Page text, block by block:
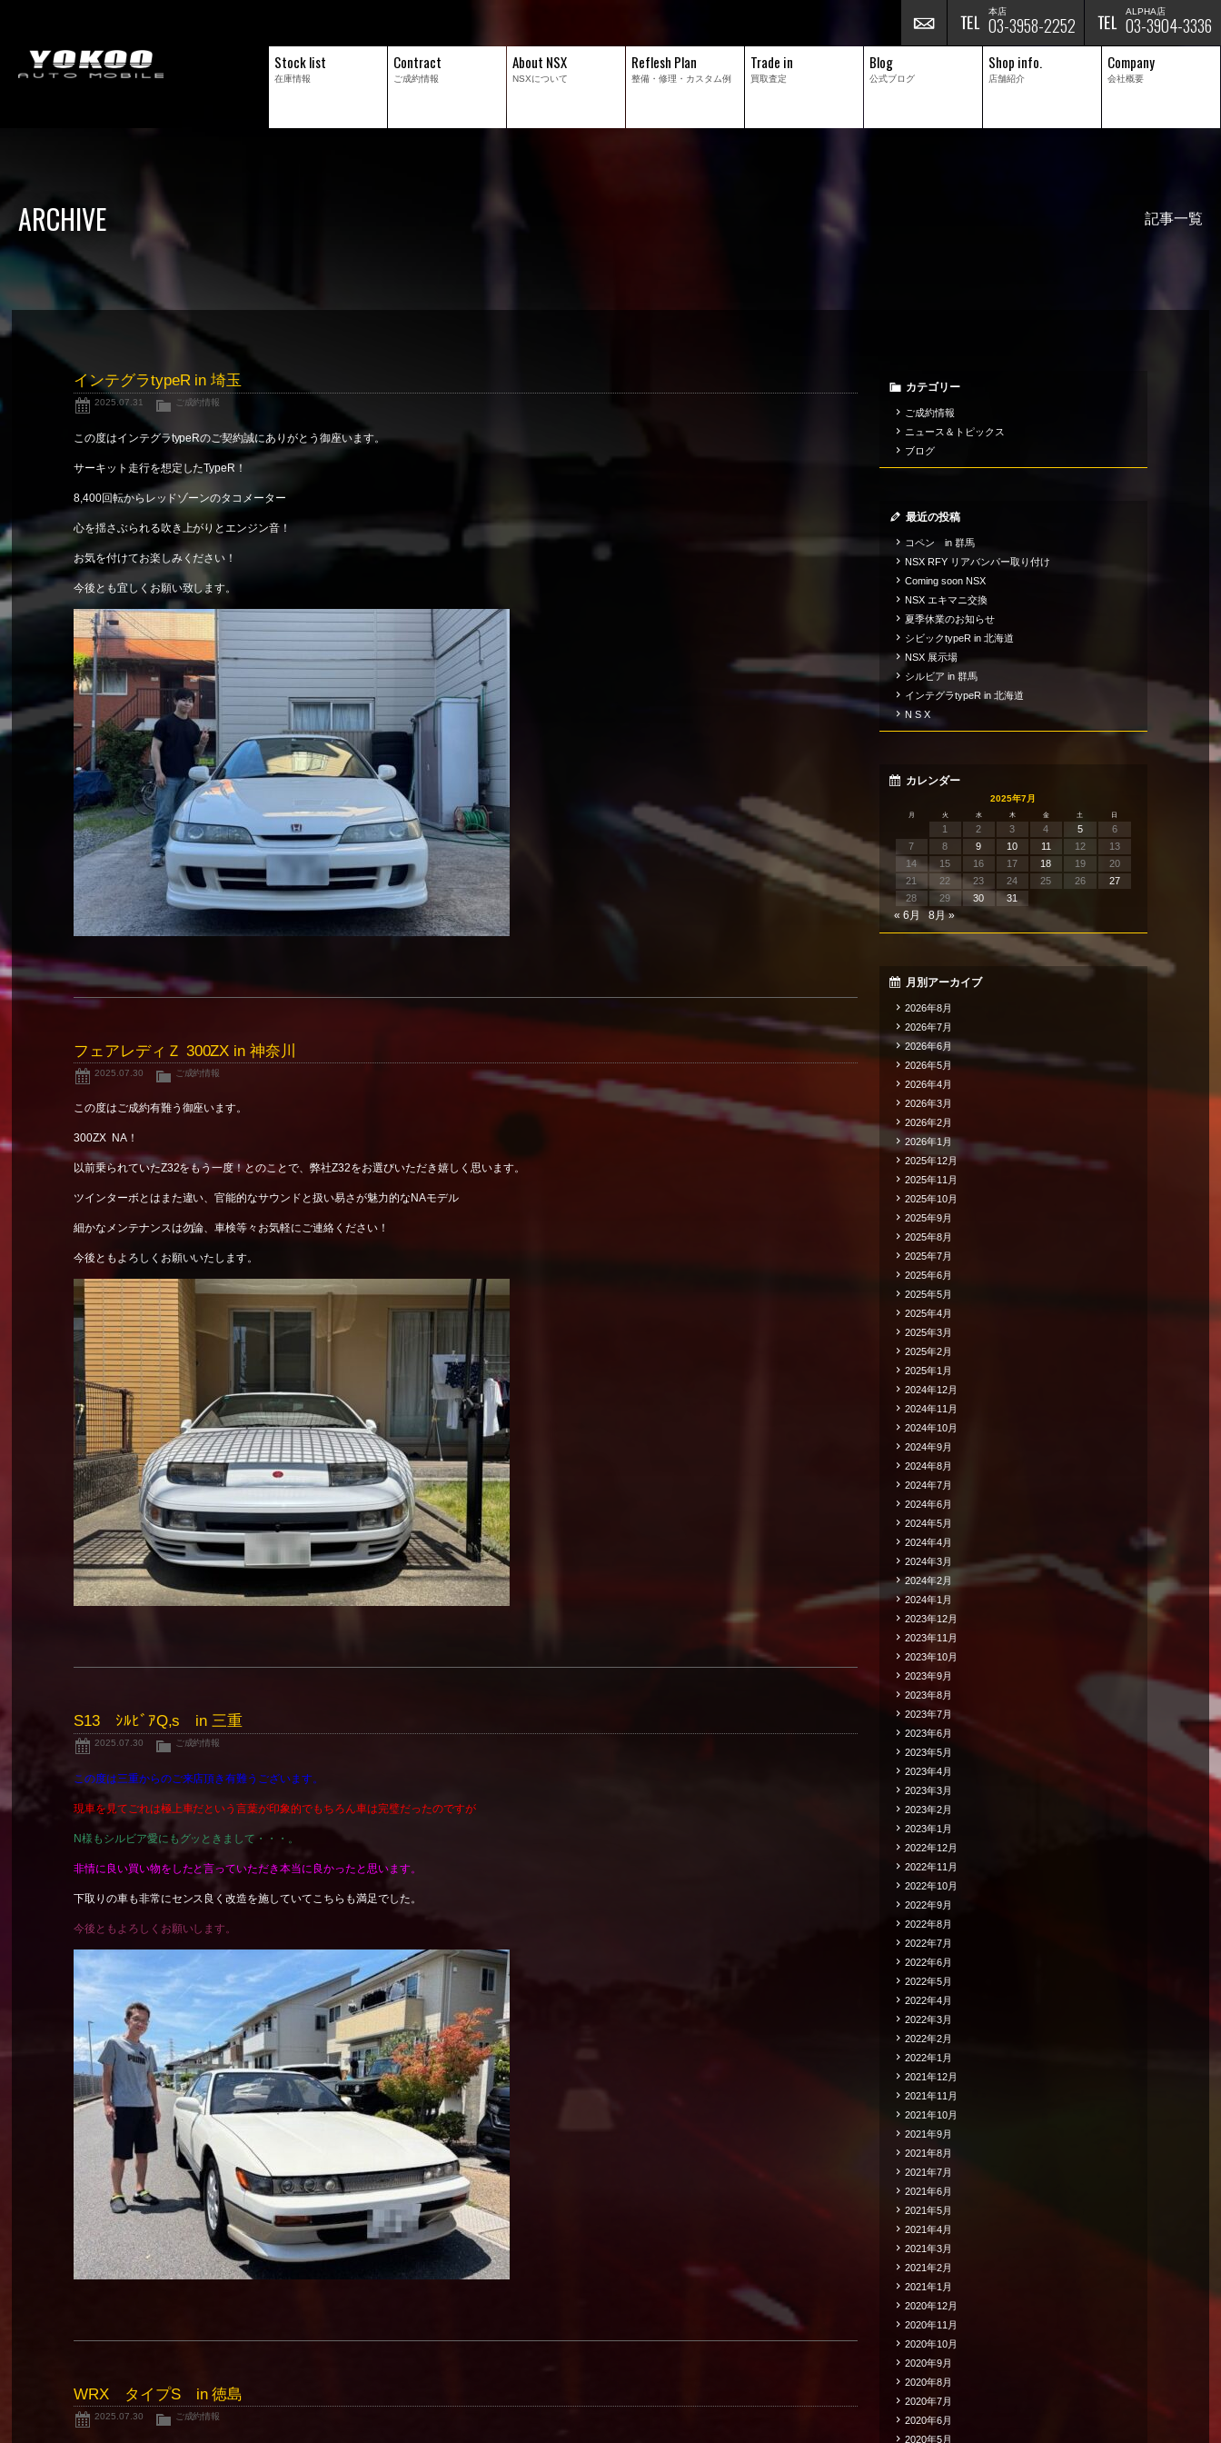
ALPHA店
03-3904-3336
本店
03-3958-2252
Stock list
在庫情報
Contract
ご成約情報
About NSX
NSXについて
Reflesh Plan
整備・修理・ カスタム例
Trade in
買取査定
Blog
公式ブログ
Shop info.
店舗紹介
Company
会社概要
ARCHIVE 記事一覧
インテグラtypeR in 埼玉
2025.07.31 ご成約情報
この度はインテグラtypeRのご契約誠にありがとう御座います。
サーキット走行を想定したTypeR！
8,400回転からレッドゾーンのタコメーター
心を揺さぶられる吹き上がりとエンジン音！
お気を付けてお楽しみください！
今後とも宜しくお願い致します。
フェアレディＺ 300ZX in 神奈川
2025.07.30 ご成約情報
この度はご成約有難う御座います。
300ZX NA！
以前乗られていたZ32をもう一度！とのことで、弊社Z32をお選びいただき嬉しく思います。
ツインターボとはまた違い、官能的なサウンドと扱い易さが魅力的なNAモデル
細かなメンテナンスは勿論、車検等々お気軽にご連絡ください！
今後ともよろしくお願いいたします。
S13 ｼﾙﾋﾞｱQ,s in 三重
2025.07.30 ご成約情報
この度は三重からのご来店頂き有難うございます。
現車を見てごれは極上車だという言葉が印象的でもちろん車は完璧だったのですが
N様もシルビア愛にもグッときまして・・・。
非情に良い買い物をしたと言っていただき本当に良かったと思います。
下取りの車も非常にセンス良く改造を施していてこちらも満足でした。
今後ともよろしくお願いします。
WRX タイプS in 徳島
2025.07.30 ご成約情報
カテゴリー
ご成約情報
ニュース＆トピックス
ブログ
最近の投稿
コペン in 群馬
NSX RFY リアバンパー取り付け
Coming soon NSX
NSX エキマニ交換
夏季休業のお知らせ
シビックtypeR in 北海道
NSX 展示場
シルビア in 群馬
インテグラtypeR in 北海道
N S X
カレンダー
2025年7月
月 火 水 木 金 土 日
1 2 3 4 5
6
7
8 9 10 11 12
13
14
15 16 17 18 19
20
21
22 23 24 25 26
27
28
29 30 31
« 6月 8月 »
月別アーカイブ
2026年8月
2026年7月
2026年6月
2026年5月
2026年4月
2026年3月
2026年2月
2026年1月
2025年12月
2025年11月
2025年10月
2025年9月
2025年8月
2025年7月
2025年6月
2025年5月
2025年4月
2025年3月
2025年2月
2025年1月
2024年12月
2024年11月
2024年10月
2024年9月
2024年8月
2024年7月
2024年6月
2024年5月
2024年4月
2024年3月
2024年2月
2024年1月
2023年12月
2023年11月
2023年10月
2023年9月
2023年8月
2023年7月
2023年6月
2023年5月
2023年4月
2023年3月
2023年2月
2023年1月
2022年12月
2022年11月
2022年10月
2022年9月
2022年8月
2022年7月
2022年6月
2022年5月
2022年4月
2022年3月
2022年2月
2022年1月
2021年12月
2021年11月
2021年10月
2021年9月
2021年8月
2021年7月
2021年6月
2021年5月
2021年4月
2021年3月
2021年2月
2021年1月
2020年12月
2020年11月
2020年10月
2020年9月
2020年8月
2020年7月
2020年6月
2020年5月